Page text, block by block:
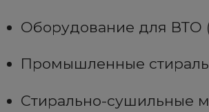
Оборудование для ВТО
Промышленные
Стирально-сушильные